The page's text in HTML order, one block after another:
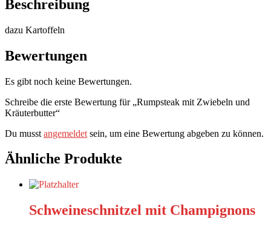
Beschreibung
dazu Kartoffeln
Bewertungen
Es gibt noch keine Bewertungen.
Schreibe die erste Bewertung für „Rumpsteak mit Zwiebeln und
Kräuterbutter“
Du musst angemeldet sein, um eine Bewertung abgeben zu können.
Ähnliche Produkte
Schweineschnitzel mit Champignons